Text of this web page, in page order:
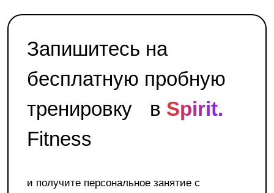
Запишитесь на
бесплатную пробную
тренировку в Spirit.
Fitness
и получите персональное занятие с